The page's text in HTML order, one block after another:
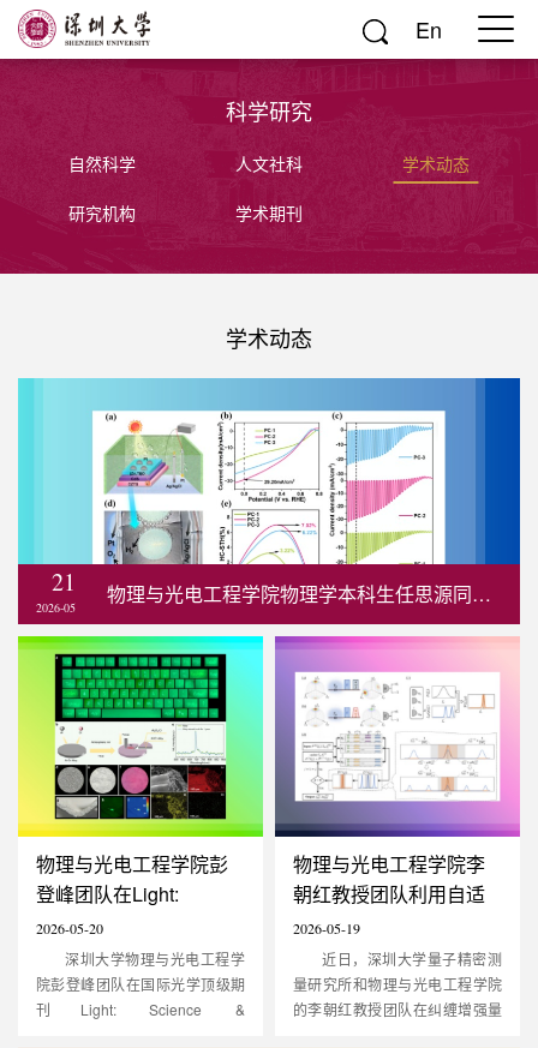
En
科学研究
自然科学 人文社科 学术动态
研究机构 学术期刊
学术动态
21
2026-05 物理与光电工程学院物理学本科生任思源同学以第一作者在自然指数期刊Chemi...
物理与光电工程学院彭
登峰团队在Light:
Science & Application发
表研究：...
2026-05-20
深圳大学物理与光电工程学
院彭登峰团队在国际光学顶级期
刊Light: Science &
物理与光电工程学院李
朝红教授团队利用自适
应贝叶斯量子估计突破
纠缠增强...
2026-05-19
近日，深圳大学量子精密测
量研究所和物理与光电工程学院
的李朝红教授团队在纠缠增强量